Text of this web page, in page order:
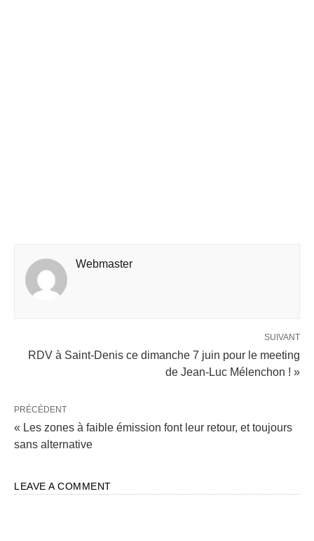
Webmaster
SUIVANT
RDV à Saint-Denis ce dimanche 7 juin pour le meeting
de Jean-Luc Mélenchon ! »
PRÉCÉDENT
« Les zones à faible émission font leur retour, et toujours
sans alternative
LEAVE A COMMENT